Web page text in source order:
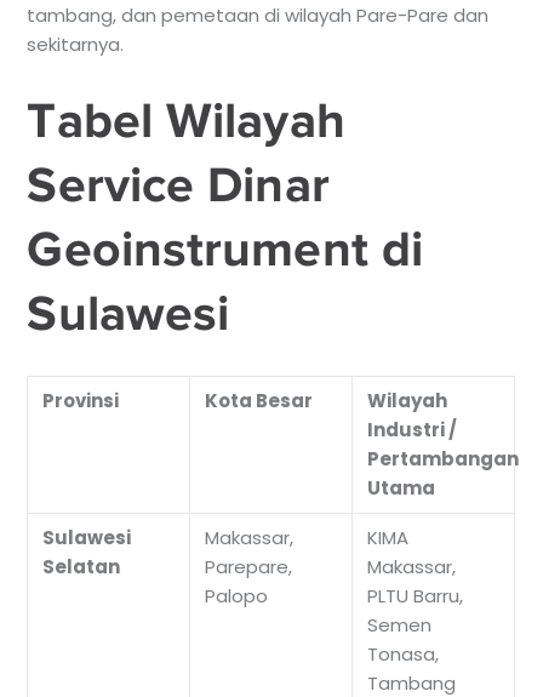
tambang, dan pemetaan di wilayah Pare-Pare dan
sekitarnya.
Tabel Wilayah
Service Dinar
Geoinstrument di
Sulawesi
Provinsi Kota Besar
Wilayah
Industri /
Pertambangan
Utama
Sulawesi
Selatan
Makassar,
Parepare,
Palopo
KIMA
Makassar,
PLTU Barru,
Semen
Tonasa,
Tambang